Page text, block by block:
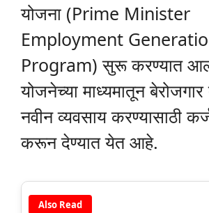
योजना (Prime Minister
Employment
Program) सुरू करण्यात
योजनेच्या माध्यमातून
नवीन व्यवसाय करण्यासाठी
करून देण्यात येत आहे.
Also Read